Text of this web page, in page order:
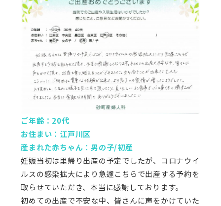
ご年齢：20代
お住まい：江戸川区
産まれた赤ちゃん：男の子/初産
妊娠当初は里帰り出産の予定でしたが、コロナウイ
ルスの感染拡大により急遽こちらで出産する予約を
取らせていただき、本当に感謝しております。
初めての出産で不安な中、皆さんに声をかけていた